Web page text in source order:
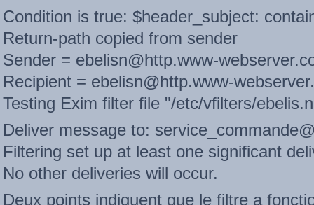
Condition is true: $header_subject:
Return-path copied from sender
Sender = ebelisn@http.www-
Recipient = ebelisn@http.www-
Testing Exim filter file "/etc/vfilters/
Deliver message to:
Filtering set up at least one significant
No other deliveries will occur.
Deux points indiquent que le filtre a